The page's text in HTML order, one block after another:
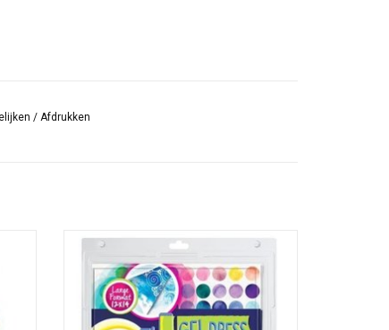
/ Afdrukken
Het
Een zachte, duurzame Monoprint plaat. De
schoon te maken.